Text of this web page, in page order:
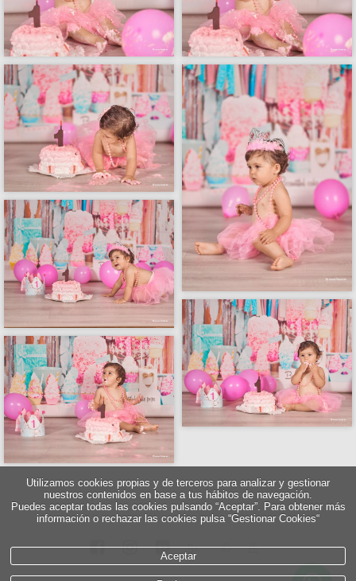
5∞
Utilizamos cookies propias y de terceros para analizar y gestionar
nuestros contenidos en base a tus hábitos de navegación.
Puedes aceptar todas las cookies pulsando “Aceptar”. Para obtener más
información o rechazar las cookies pulsa “Gestionar Cookies“
Aceptar